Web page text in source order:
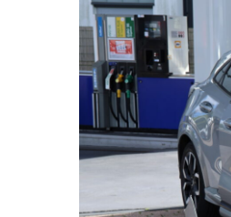
Inklappen